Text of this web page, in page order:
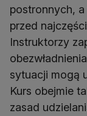
postronnych,
przed
Instruktorzy
sytuacji mogą
Kurs obejmie
zasad